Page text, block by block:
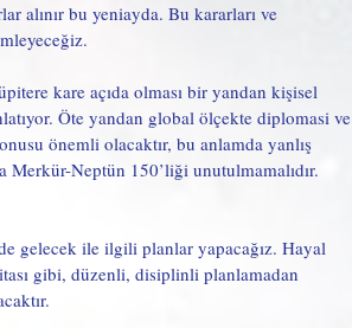
alınır bu yeniayda. Bu kararları ve
kare açıda olması bir yandan kişisel
Öte yandan global ölçekte diplomasi ve
önemli olacaktır, bu anlamda yanlış
Merkür-Neptün 150’liği unutulmamalıdır.
gelecek ile ilgili planlar yapacağız. Hayal
gibi, düzenli, disiplinli planlamadan